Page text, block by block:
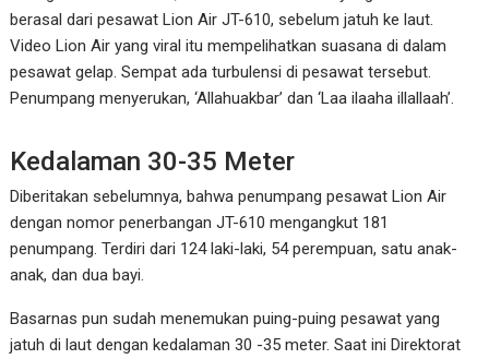
berasal dari pesawat Lion Air JT-610, sebelum jatuh ke laut.
Video Lion Air yang viral itu mempelihatkan suasana di dalam
pesawat gelap. Sempat ada turbulensi di pesawat tersebut.
Penumpang menyerukan, ‘Allahuakbar’ dan ‘Laa ilaaha illallaah’.
Kedalaman 30-35 Meter
Diberitakan sebelumnya, bahwa penumpang pesawat Lion Air
dengan nomor penerbangan JT-610 mengangkut 181
penumpang. Terdiri dari 124 laki-laki, 54 perempuan, satu anak-
anak, dan dua bayi.
Basarnas pun sudah menemukan puing-puing pesawat yang
jatuh di laut dengan kedalaman 30 -35 meter. Saat ini Direktorat